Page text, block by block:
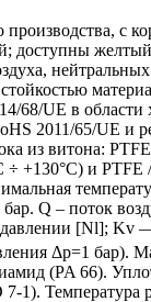
с
доступны
68/UE в
2011/65/UE и
из витона:
÷ +130°C) и
Q – поток
[Nl]; Kv
Δp=1 бар).
(PA 66).
1). Температура